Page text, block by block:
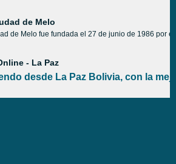
de Melo
de Melo fue fundada el 27 de junio de 1986 por
- La Paz
desde La Paz Bolivia, con la